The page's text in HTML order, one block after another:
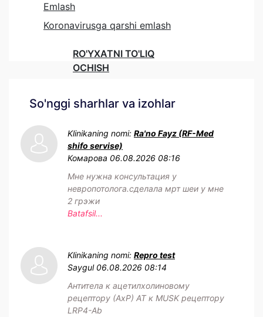
Emlash
Koronavirusga qarshi emlash
RO'YXATNI TO'LIQ
OCHISH
So'nggi sharhlar va izohlar
Klinikaning nomi: Ra'no Fayz (RF-Med
shifo servise)
Комарова 06.08.2026 08:16
Мне нужна консультация у
невропотолога.сделала мрт шеи у мне
2 грэжи
Batafsil...
Klinikaning nomi: Repro test
Saygul 06.08.2026 08:14
Антитела к ацетилхолиновому
рецептору (АхР) АТ к MUSK рецептору
LRP4-Ab